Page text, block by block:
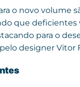
o novo volume
que deficientes
para o
designer Vitor